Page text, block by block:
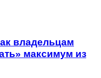
владельцам
максимум из